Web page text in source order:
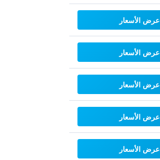
عرض الأسعار
عرض الأسعار
عرض الأسعار
عرض الأسعار
عرض الأسعار